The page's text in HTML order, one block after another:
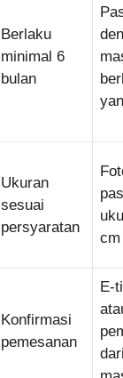
Berlaku
minimal 6
bulan
Ukuran
sesuai
persyaratan
cm
Konfirmasi
pemesanan
E-